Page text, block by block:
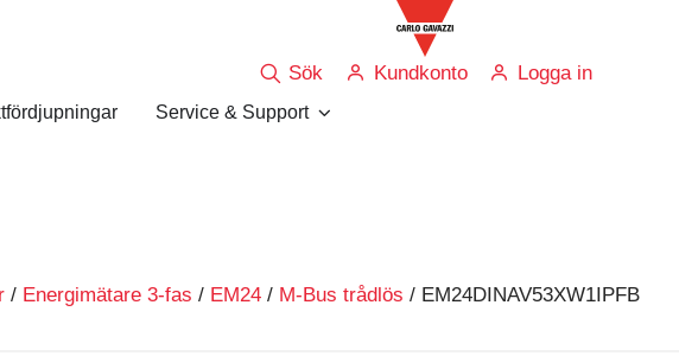
Sök Kundkonto Logga in
Service & Support
/ Energimätare 3-fas / EM24 / M-Bus trådlös / EM24DINAV53XW1IPFB